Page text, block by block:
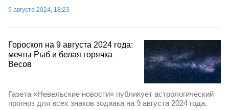
9 августа 2024, 18:23
Гороскоп на 9 августа 2024 года:
мечты Рыб и белая горячка
Весов
Газета «Невельские новости» публикует астрологический
прогноз для всех знаков зодиака на 9 августа 2024 года.